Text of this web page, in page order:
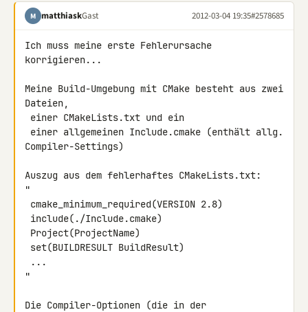
M matthiaskGast 2012-03-04 19:35#2578685
Ich muss meine erste Fehlerursache
korrigieren...
Meine Build-Umgebung mit CMake besteht aus zwei
Dateien,
Compiler-Settings)
Auszug aus dem fehlerhaftes CMakeLists.txt:
"
"
Die Compiler-Optionen (die in der